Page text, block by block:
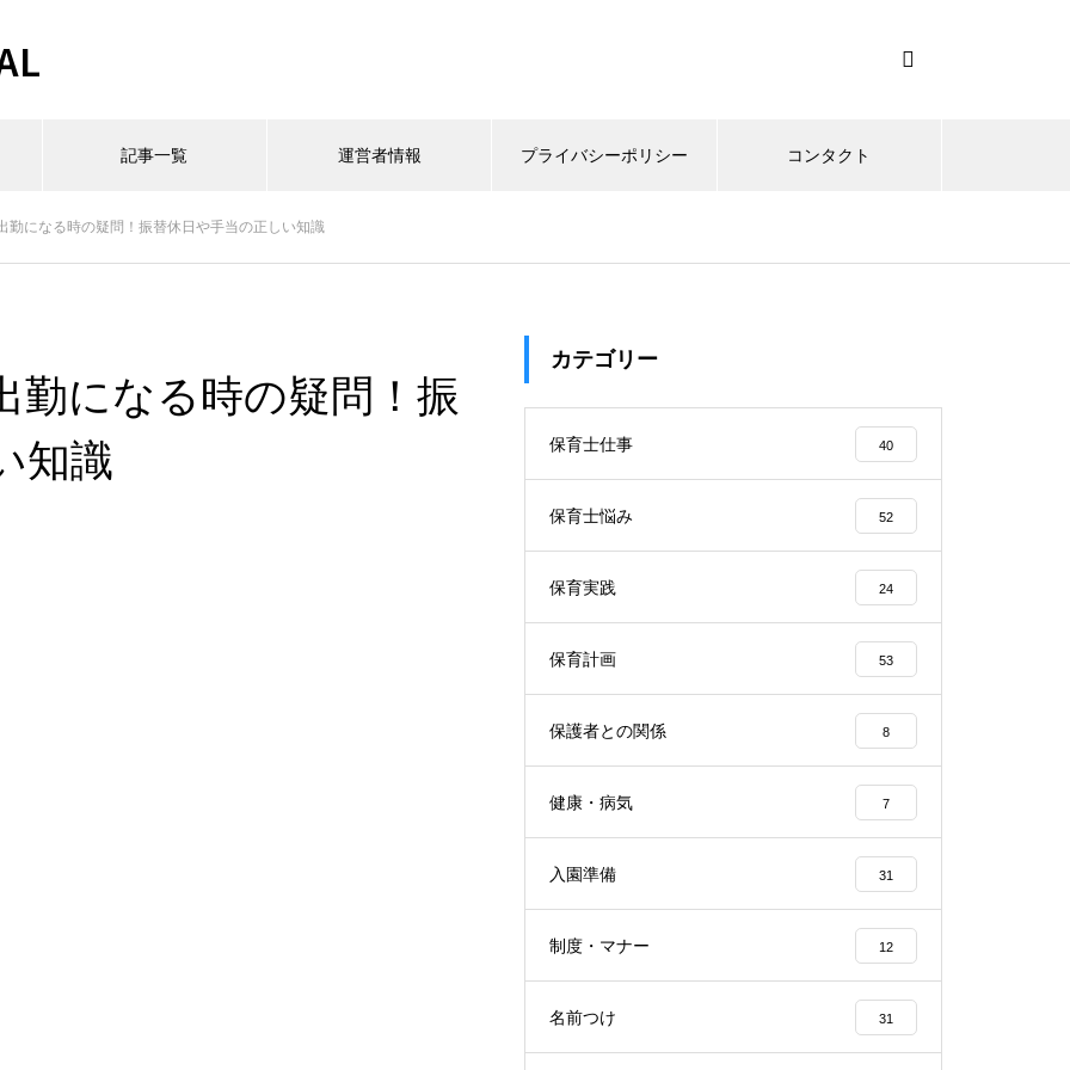
記事一覧 運営者情報 プライバシーポリシー コンタクト
勤になる時の疑問！振替休日や手当の正しい知識
勤になる時の疑問！振
知識
カテゴリー
保育士仕事 40
保育士悩み 52
保育実践 24
保育計画 53
保護者との関係 8
健康・病気 7
入園準備 31
制度・マナー 12
名前つけ 31